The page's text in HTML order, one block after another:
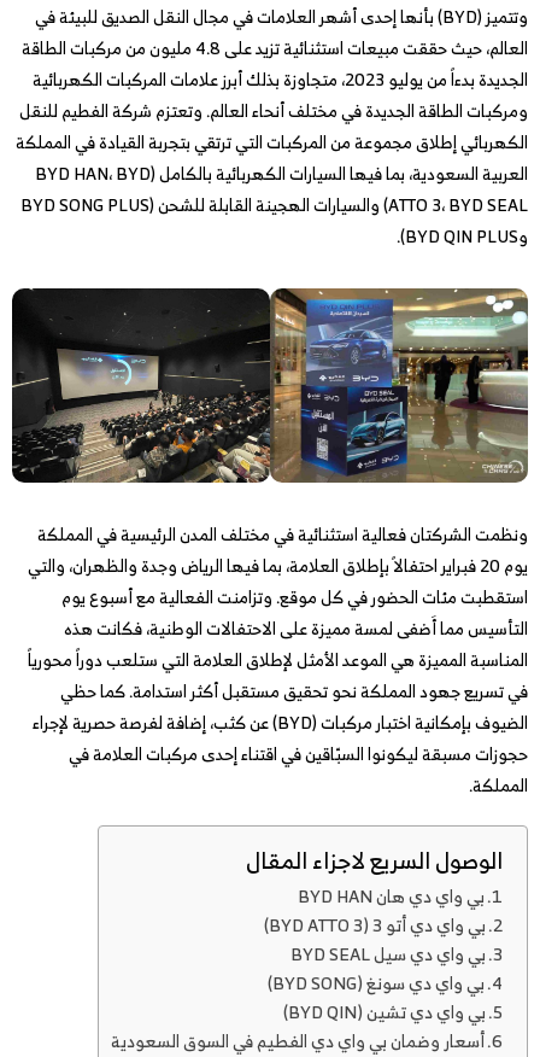
وتتميز (BYD) بأنها إحدى أشهر العلامات في مجال النقل الصديق للبيئة في
العالم، حيث حققت مبيعات استثنائية تزيد على 4.8 مليون من مركبات الطاقة
الجديدة بدءاً من يوليو 2023، متجاوزة بذلك أبرز علامات المركبات الكهربائية
ومركبات الطاقة الجديدة في مختلف أنحاء العالم. وتعتزم شركة الفطيم للنقل
الكهربائي إطلاق مجموعة من المركبات التي ترتقي بتجربة القيادة في المملكة
العربية السعودية، بما فيها السيارات الكهربائية بالكامل (BYD HAN، BYD
ATTO 3، BYD SEAL) والسيارات الهجينة القابلة للشحن (BYD SONG PLUS
وBYD QIN PLUS).
ونظمت الشركتان فعالية استثنائية في مختلف المدن الرئيسية في المملكة
يوم 20 فبراير احتفالاً بإطلاق العلامة، بما فيها الرياض وجدة والظهران، والتي
استقطبت مئات الحضور في كل موقع. وتزامنت الفعالية مع أسبوع يوم
التأسيس مما أَضفى لمسة مميزة على الاحتفالات الوطنية، فكانت هذه
المناسبة المميزة هي الموعد الأمثل لإطلاق العلامة التي ستلعب دوراً محورياً
في تسريع جهود المملكة نحو تحقيق مستقبل أكثر استدامة. كما حظي
الضيوف بإمكانية اختبار مركبات (BYD) عن كثب، إضافة لفرصة حصرية لإجراء
حجوزات مسبقة ليكونوا السبّاقين في اقتناء إحدى مركبات العلامة في
المملكة.
الوصول السريع لاجزاء المقال
بي واي دي هان BYD HAN
بي واي دي أتو 3 (BYD ATTO 3)
بي واي دي سيل BYD SEAL
بي واي دي سونغ (BYD SONG)
بي واي دي تشين (BYD QIN)
أسعار وضمان بي واي دي الفطيم في السوق السعودية